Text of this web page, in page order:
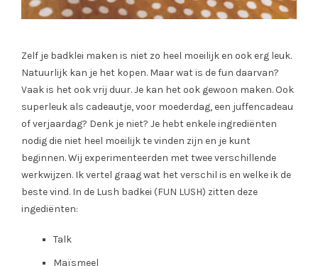
Zelf je badklei maken is niet zo heel moeilijk en ook erg leuk.
Natuurlijk kan je het kopen. Maar wat is de fun daarvan?
Vaak is het ook vrij duur. Je kan het ook gewoon maken. Ook
superleuk als cadeautje, voor moederdag, een juffencadeau
of verjaardag? Denk je niet? Je hebt enkele ingrediënten
nodig die niet heel moeilijk te vinden zijn en je kunt
beginnen. Wij experimenteerden met twee verschillende
werkwijzen. Ik vertel graag wat het verschil is en welke ik de
beste vind. In de Lush badkei (FUN LUSH) zitten deze
ingediënten:
Talk
Maïsmeel